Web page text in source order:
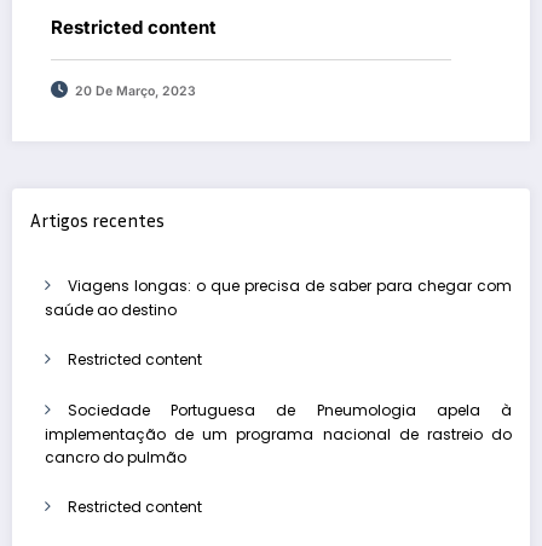
Restricted content
20 De Março, 2023
Artigos recentes
Viagens longas: o que precisa de saber para chegar com
saúde ao destino
Restricted content
Sociedade Portuguesa de Pneumologia apela à
implementação de um programa nacional de rastreio do
cancro do pulmão
Restricted content